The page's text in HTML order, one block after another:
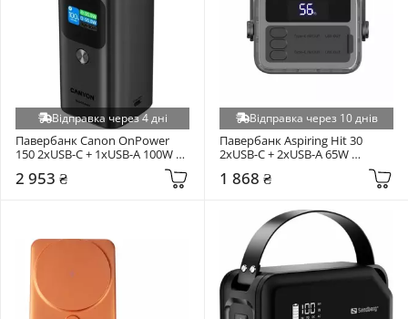
Відправка через 4 дні
Павербанк Canon OnPower
150 2xUSB-C + 1xUSB-A 100W
CPB150DG)
2 953 ₴
Відправка через 10 днів
Павербанк Aspiring Hit 30
2xUSB-C + 2xUSB-A 65W
1 868 ₴